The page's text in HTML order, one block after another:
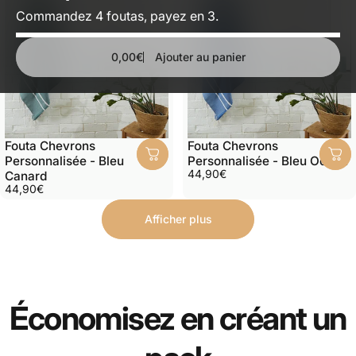
Fouta Chevrons
Personnalisée - Bleu
Canard
44,90€
Fouta Chevrons
Personnalisée - Bleu Océan
44,90€
Afficher plus
Économisez en créantun
Commandez 4 foutas, payez en 3.
0,00€ Ajouter au panier